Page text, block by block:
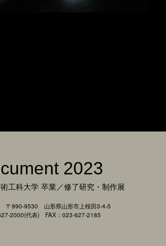
2023
工科大学 卒業／修了研究・制作展
〒990-9530 山形県山形市上桜田3-4-5
2000(代表) FAX：023-627-2185